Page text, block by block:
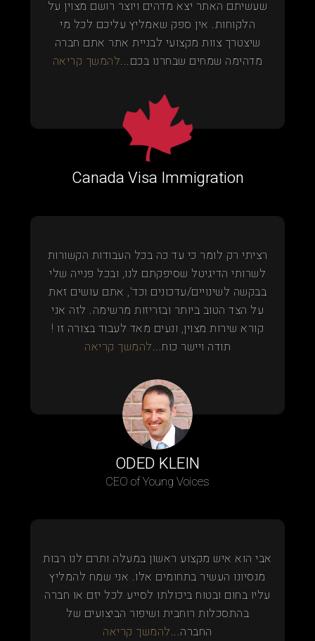
שעשיתם האתר יצא מדהים ויוצר רושם מצוין על
הלקוחות. אין ספק שאמליץ עליכם לכל מי
שיצטרך צוות מקצועי לבניית אתר אתם חברה
מדהימה שמחים שבחרנו בכם...להמשך קריאה
Canada Visa Immigration
רציתי רק לומר כי עד כה בכל העבודות הקשורות
לשרותי הדיגיטל שסיפקתם לנו, ובכל פנייה שלי
בבקשה לשינויים/עדכונים וכד', אתם עושים זאת
על הצד הטוב ביותר ובזריזות מרשימה. לזה אני
קורא שירות מצוין, ונעים מאד לעבוד בצורה זו !
תודה ויישר כוח...להמשך קריאה
ODED KLEIN
CEO of Young Voices
אבי הוא איש מקצוע ראשון במעלה ותרם לנו רבות
מנסיונו העשיר בתחומים אלו. אני שמח להמליץ
עליו בחום ובטוח ביכולתו לסייע לכל יזם או חברה
בהתסכלות רוחבית ושיפור הביצועים של
החברה...להמשך קריאה